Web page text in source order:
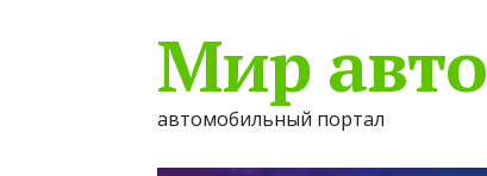
Мир авто
автомобильный портал